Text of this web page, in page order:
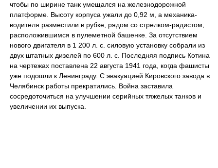
чтобы по ширине танк умещался на железнодорожной
платформе. Высоту корпуса ужали до 0,92 м, а механика-
водителя разместили в рубке, рядом со стрелком-радистом,
расположившимся в пулеметной башенке. За отсутствием
нового двигателя в 1 200 л. с. силовую установку собрали из
двух штатных дизелей по 600 л. с. Последняя подпись Котина
на чертежах поставлена 22 августа 1941 года, когда фашисты
уже подошли к Ленинграду. С эвакуацией Кировского завода в
Челябинск работы прекратились. Война заставила
сосредоточиться на улучшении серийных тяжелых танков и
увеличении их выпуска.